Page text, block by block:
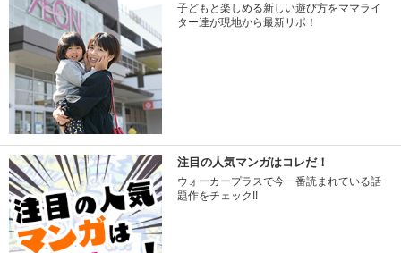
子どもと楽しめる新しい遊び方をママライ
ター達が現地から最新リポ！
注目の人気マンガはコレだ！
ウォーカープラスで今一番読まれている話
題作をチェック!!